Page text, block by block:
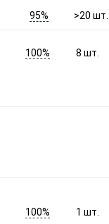
95% >20шт.
100% 8 шт.
100% 1 шт.